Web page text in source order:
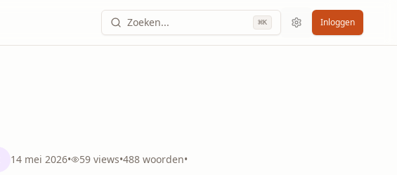
Zoeken... ⌘K Inloggen
14 mei 2026• 59 views•488 woorden•